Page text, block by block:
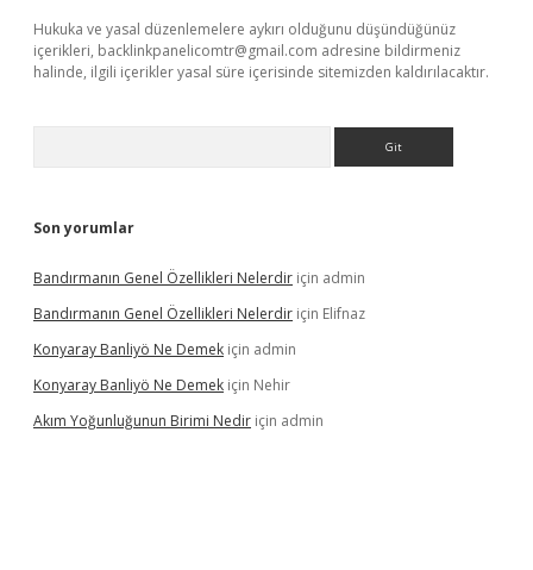
Hukuka ve yasal düzenlemelere aykırı olduğunu düşündüğünüz
içerikleri, backlinkpanelicomtr@gmail.com adresine bildirmeniz
halinde, ilgili içerikler yasal süre içerisinde sitemizden kaldırılacaktır.
Son yorumlar
Bandırmanın Genel Özellikleri Nelerdir için admin
Bandırmanın Genel Özellikleri Nelerdir için Elifnaz
Konyaray Banliyö Ne Demek için admin
Konyaray Banliyö Ne Demek için Nehir
Akım Yoğunluğunun Birimi Nedir için admin